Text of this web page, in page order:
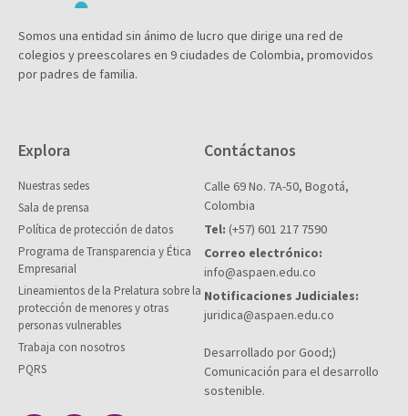
Somos una entidad sin ánimo de lucro que dirige una red de
colegios y preescolares en 9 ciudades de Colombia, promovidos
por padres de familia.
Explora
Nuestras sedes
Sala de prensa
Política de protección de datos
Programa de Transparencia y Ética
Empresarial
Lineamientos de la Prelatura sobre la
protección de menores y otras
personas vulnerables
Trabaja con nosotros
PQRS
Contáctanos
Calle 69 No. 7A-50, Bogotá,
Colombia
Tel: (+57) 601 217 7590
Correo electrónico:
info@aspaen.edu.co
Notificaciones Judiciales:
juridica@aspaen.edu.co
Desarrollado por Good;)
Comunicación para el desarrollo
sostenible.